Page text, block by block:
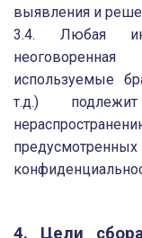
выявления и
3.4. Любая
используемые
т.д.)
предусмотренных
4. Цели